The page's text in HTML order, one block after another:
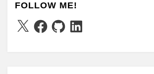
FOLLOW ME!
X Facebook
GitHubLinkedIn